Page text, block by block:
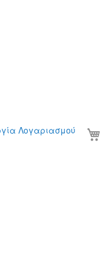
Λογαριασμού